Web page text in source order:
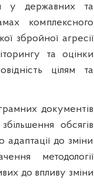
у державних та
комплексного
збройної агресії
та оцінки
цілям та
документів
обсягів
до зміни
методології
до впливу зміни